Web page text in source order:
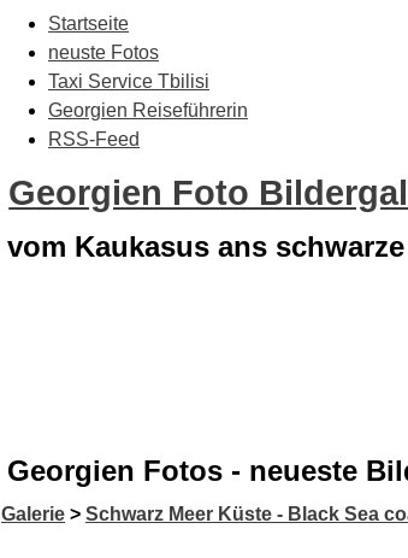
Startseite
neuste Fotos
Taxi Service Tbilisi
Georgien Reiseführerin
RSS-Feed
Georgien Foto
vom Kaukasus ans
Georgien Fotos - neueste
Galerie > Schwarz Meer Küste - Black Sea